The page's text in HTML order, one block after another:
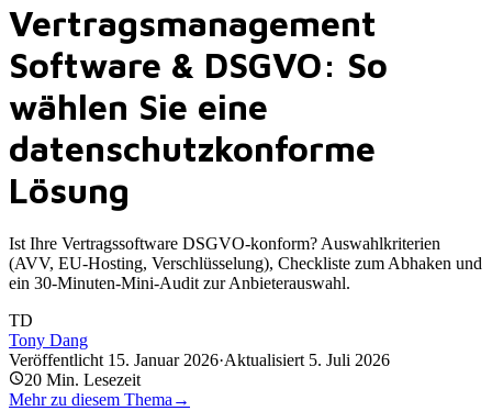
Vertragsmanagement
Software & DSGVO: So
wählen Sie eine
datenschutzkonforme
Lösung
Ist Ihre Vertragssoftware DSGVO-konform? Auswahlkriterien
(AVV, EU-Hosting, Verschlüsselung), Checkliste zum Abhaken und
ein 30-Minuten-Mini-Audit zur Anbieterauswahl.
TD
Tony Dang
Veröffentlicht 15. Januar 2026·Aktualisiert 5. Juli 2026
20 Min. Lesezeit
Mehr zu diesem Thema →